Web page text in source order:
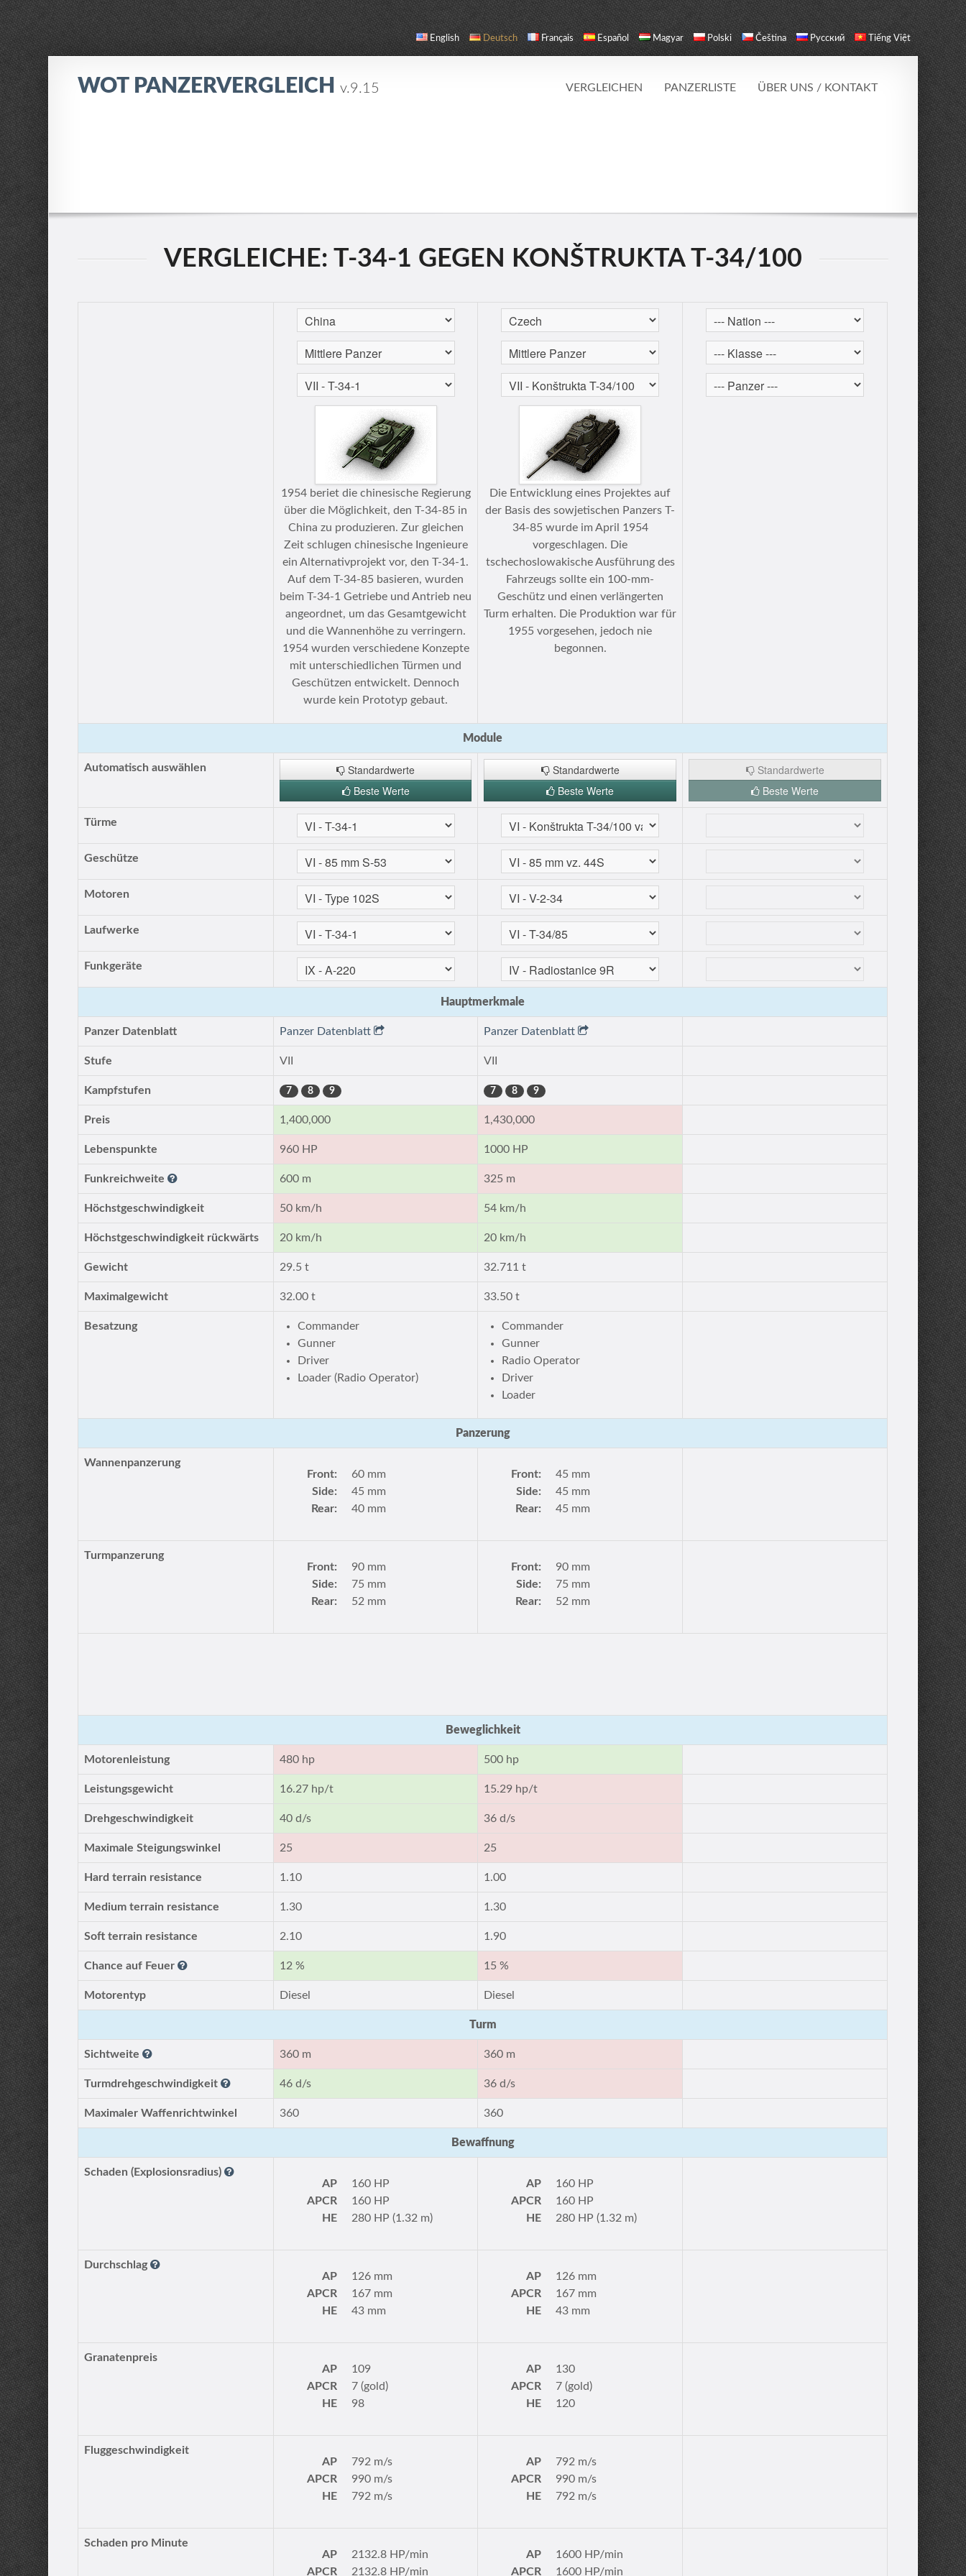
English Deutsch Français Español Magyar Polski Čeština Русский Tiếng Việt
WOT PANZERVERGLEICHv.9.15 VERGLEICHEN PANZERLISTE ÜBER UNS / KONTAKT
VERGLEICHE: T-34-1 GEGEN KONŠTRUKTA T-34/100
1954 beriet die chinesische Regierung
über die Möglichkeit, den T-34-85 in
China zu produzieren. Zur gleichen
Zeit schlugen chinesische Ingenieure
ein Alternativprojekt vor, den T-34-1.
Auf dem T-34-85 basieren, wurden
beim T-34-1 Getriebe und Antrieb neu
angeordnet, um das Gesamtgewicht
und die Wannenhöhe zu verringern.
1954 wurden verschiedene Konzepte
mit unterschiedlichen Türmen und
Geschützen entwickelt. Dennoch
wurde kein Prototyp gebaut.
Die Entwicklung eines Projektes auf
der Basis des sowjetischen Panzers T-
34-85 wurde im April 1954
vorgeschlagen. Die
tschechoslowakische Ausführung des
Fahrzeugs sollte ein 100-mm-
Geschütz und einen verlängerten
Turm erhalten. Die Produktion war für
1955 vorgesehen, jedoch nie
begonnen.
Module
Automatisch auswählen
Standardwerte
Beste Werte
Standardwerte
Beste Werte
Standardwerte
Beste Werte
Türme
Geschütze
Motoren
Laufwerke
Funkgeräte
Hauptmerkmale
Panzer Datenblatt Panzer Datenblatt Panzer Datenblatt
Stufe VII VII
Kampfstufen 7 8 9 7 8 9
Preis 1,400,000 1,430,000
Lebenspunkte 960 HP 1000 HP
Funkreichweite 600 m 325 m
Höchstgeschwindigkeit 50 km/h 54 km/h
Höchstgeschwindigkeit rückwärts 20 km/h 20 km/h
Gewicht 29.5 t 32.711 t
Maximalgewicht 32.00 t 33.50 t
Besatzung
Commander
Gunner
Driver
Loader (Radio Operator)
Commander
Gunner
Radio Operator
Driver
Loader
Panzerung
Wannenpanzerung
Front:
60 mm
Side:
45 mm
Rear:
40 mm
Front:
45 mm
Side:
45 mm
Rear:
45 mm
Turmpanzerung
Front:
90 mm
Side:
75 mm
Rear:
52 mm
Front:
90 mm
Side:
75 mm
Rear:
52 mm
Beweglichkeit
Motorenleistung 480 hp 500 hp
Leistungsgewicht 16.27 hp/t 15.29 hp/t
Drehgeschwindigkeit 40 d/s 36 d/s
Maximale Steigungswinkel 25 25
Hard terrain resistance 1.10 1.00
Medium terrain resistance 1.30 1.30
Soft terrain resistance 2.10 1.90
Chance auf Feuer 12 % 15 %
Motorentyp Diesel Diesel
Turm
Sichtweite 360 m 360 m
Turmdrehgeschwindigkeit 46 d/s 36 d/s
Maximaler Waffenrichtwinkel 360 360
Bewaffnung
Schaden (Explosionsradius)
AP
160 HP
APCR
160 HP
HE
280 HP (1.32 m)
AP
160 HP
APCR
160 HP
HE
280 HP (1.32 m)
Durchschlag
AP
126 mm
APCR
167 mm
HE
43 mm
AP
126 mm
APCR
167 mm
HE
43 mm
Granatenpreis
AP
109
APCR
7 (gold)
HE
98
AP
130
APCR
7 (gold)
HE
120
Fluggeschwindigkeit
AP
792 m/s
APCR
990 m/s
HE
792 m/s
AP
792 m/s
APCR
990 m/s
HE
792 m/s
Schaden pro Minute
AP
2132.8 HP/min
APCR
2132.8 HP/min
AP
1600 HP/min
APCR
1600 HP/min